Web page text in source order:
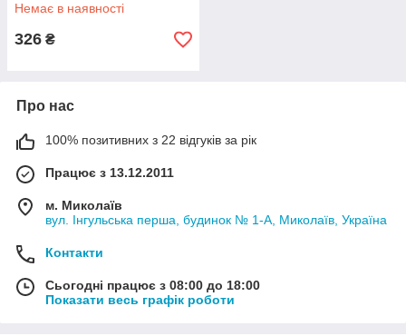
Немає в наявності
326 ₴
Про нас
100% позитивних з 22 відгуків за рік
Працює з 13.12.2011
м. Миколаїв
вул. Інгульська перша, будинок № 1-А, Миколаїв, Україна
Контакти
Сьогодні працює з 08:00 до 18:00
Показати весь графік роботи